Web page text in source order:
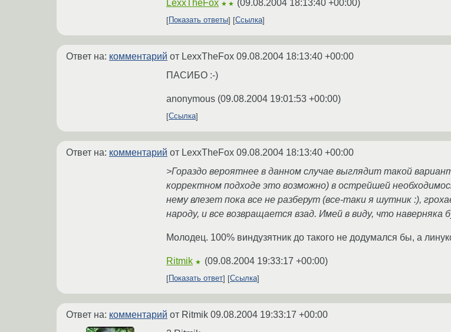
LexxTheFox ★★ (09.08.2004 18:13:40 +00:00)
Показать ответы Ссылка
Ответ на: комментарий от LexxTheFox 09.08.2004 18:13:40 +00:00
ПАСИБО :-)
anonymous (09.08.2004 19:01:53 +00:00)
Ссылка
Ответ на: комментарий от LexxTheFox 09.08.2004 18:13:40 +00:00
>Гораздо вероятнее в данном случае выглядит такой
корректном подходе это возможно) в острейшей
нему влезет пока все не разберут (все-таки я шутник :),
народу, и все возвращается взад. Имей в виду, что
Молодец. 100% виндузятник до такого не додумался бы, а
Ritmik ★ (09.08.2004 19:33:17 +00:00)
Показать ответ Ссылка
Ответ на: комментарий от Ritmik 09.08.2004 19:33:17 +00:00